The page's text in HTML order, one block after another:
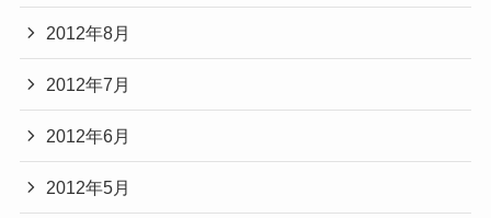
2012年8月
2012年7月
2012年6月
2012年5月